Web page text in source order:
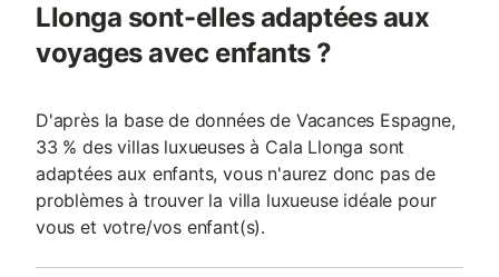
Llonga sont-elles adaptées aux
voyages avec enfants ?
D'après la base de données de Vacances Espagne,
33 % des villas luxueuses à Cala Llonga sont
adaptées aux enfants, vous n'aurez donc pas de
problèmes à trouver la villa luxueuse idéale pour
vous et votre/vos enfant(s).